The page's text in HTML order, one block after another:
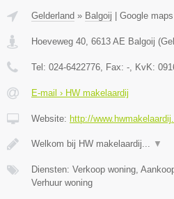
Gelderland » Balgoij Google maps
Hoeveweg 40, 6613 AE Balgoij (
Tel: 024-6422776, Fax: -, KvK:
E-mail › HW makelaardij
Website: http://
Welkom bij HW makelaardij... ▼
Diensten: Verkoop woning,
Verhuur woning